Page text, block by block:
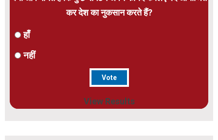
कर देश का नुकसान करते हैं?
हाँ
नहीं
View Results